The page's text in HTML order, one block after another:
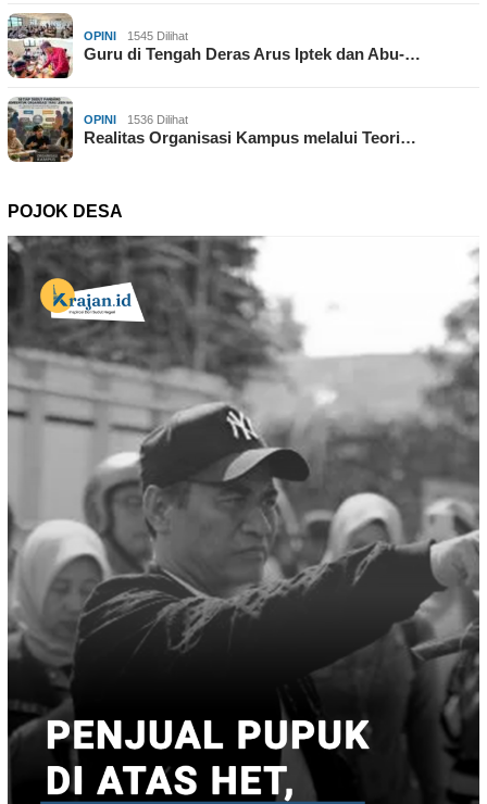
OPINI 1545 Dilihat
Guru di Tengah Deras Arus Iptek dan Abu-…
OPINI 1536 Dilihat
Realitas Organisasi Kampus melalui Teori…
POJOK DESA